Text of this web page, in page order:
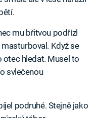
mu břitvou podřízl
Když se
otec hledat. Musel to
svlečenou
podruhé. Stejně jako